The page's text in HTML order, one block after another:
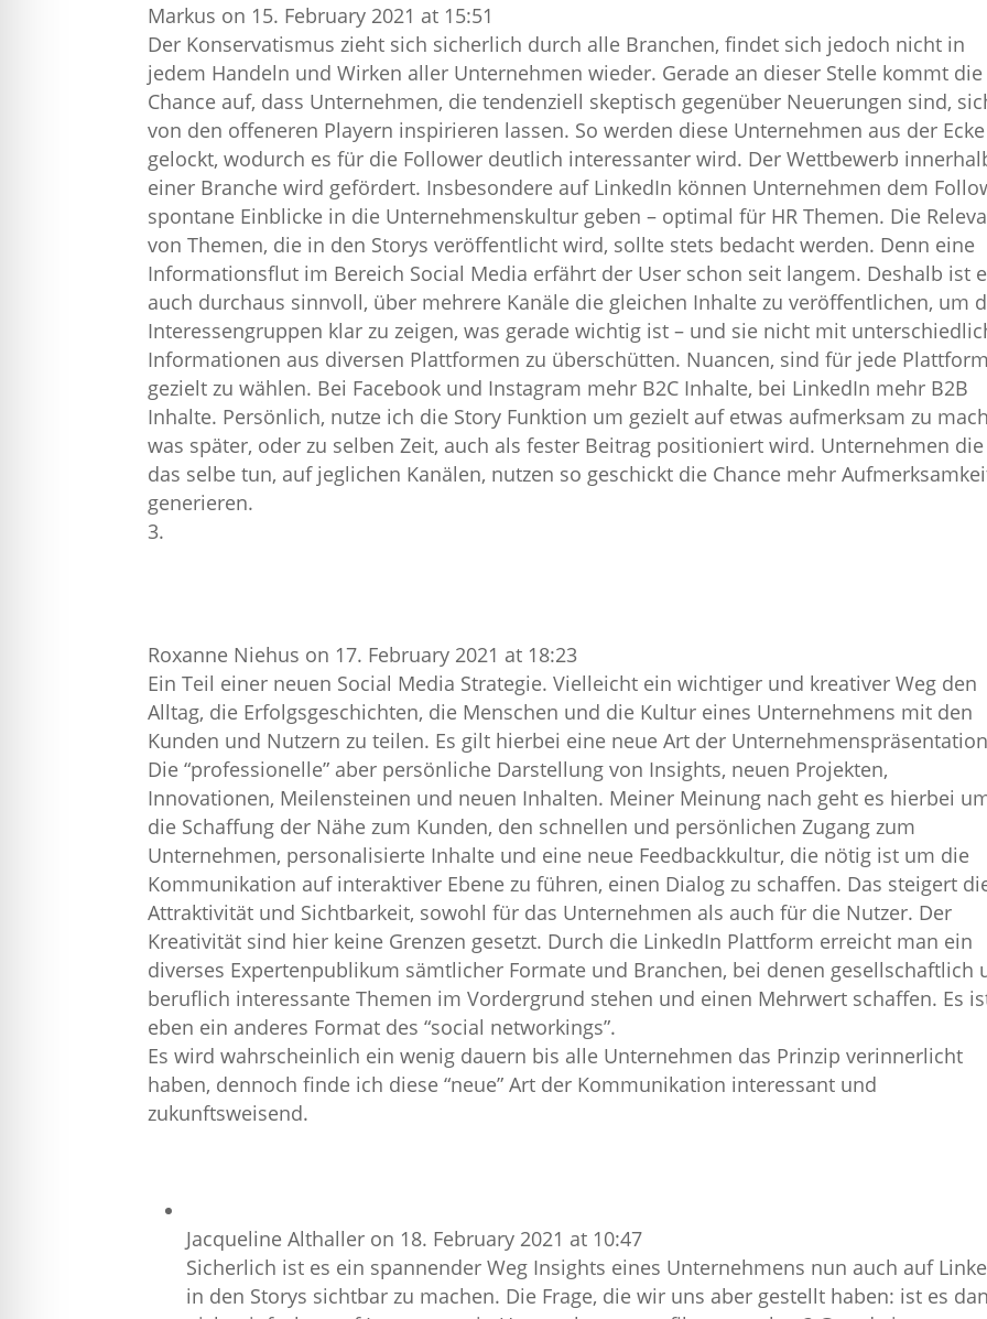
Markus on 15. February 2021 at 15:51
Der Konservatismus zieht sich sicherlich durch alle Branchen, findet sich jedoch nicht in
jedem Handeln und Wirken aller Unternehmen wieder. Gerade an dieser Stelle kommt die
Chance auf, dass Unternehmen, die tendenziell skeptisch gegenüber Neuerungen sind,
von den offeneren Playern inspirieren lassen. So werden diese Unternehmen aus der Ecke
gelockt, wodurch es für die Follower deutlich interessanter wird. Der Wettbewerb
einer Branche wird gefördert. Insbesondere auf LinkedIn können Unternehmen dem
spontane Einblicke in die Unternehmenskultur geben – optimal für HR Themen. Die
von Themen, die in den Storys veröffentlicht wird, sollte stets bedacht werden. Denn eine
Informationsflut im Bereich Social Media erfährt der User schon seit langem. Deshalb ist
auch durchaus sinnvoll, über mehrere Kanäle die gleichen Inhalte zu veröffentlichen, um
Interessengruppen klar zu zeigen, was gerade wichtig ist – und sie nicht mit
Informationen aus diversen Plattformen zu überschütten. Nuancen, sind für jede Plattform
gezielt zu wählen. Bei Facebook und Instagram mehr B2C Inhalte, bei LinkedIn mehr B2B
Inhalte. Persönlich, nutze ich die Story Funktion um gezielt auf etwas aufmerksam zu
was später, oder zu selben Zeit, auch als fester Beitrag positioniert wird. Unternehmen die
das selbe tun, auf jeglichen Kanälen, nutzen so geschickt die Chance mehr
generieren.
Roxanne Niehus on 17. February 2021 at 18:23
Ein Teil einer neuen Social Media Strategie. Vielleicht ein wichtiger und kreativer Weg den
Alltag, die Erfolgsgeschichten, die Menschen und die Kultur eines Unternehmens mit den
Kunden und Nutzern zu teilen. Es gilt hierbei eine neue Art der
Die “professionelle” aber persönliche Darstellung von Insights, neuen Projekten,
Innovationen, Meilensteinen und neuen Inhalten. Meiner Meinung nach geht es hierbei
die Schaffung der Nähe zum Kunden, den schnellen und persönlichen Zugang zum
Unternehmen, personalisierte Inhalte und eine neue Feedbackkultur, die nötig ist um die
Kommunikation auf interaktiver Ebene zu führen, einen Dialog zu schaffen. Das steigert
Attraktivität und Sichtbarkeit, sowohl für das Unternehmen als auch für die Nutzer. Der
Kreativität sind hier keine Grenzen gesetzt. Durch die LinkedIn Plattform erreicht man ein
diverses Expertenpublikum sämtlicher Formate und Branchen, bei denen gesellschaftlich
beruflich interessante Themen im Vordergrund stehen und einen Mehrwert schaffen. Es
eben ein anderes Format des “social networkings”.
Es wird wahrscheinlich ein wenig dauern bis alle Unternehmen das Prinzip verinnerlicht
haben, dennoch finde ich diese “neue” Art der Kommunikation interessant und
zukunftsweisend.
Jacqueline Althaller on 18. February 2021 at 10:47
Sicherlich ist es ein spannender Weg Insights eines Unternehmens nun auch auf
in den Storys sichtbar zu machen. Die Frage, die wir uns aber gestellt haben: ist es